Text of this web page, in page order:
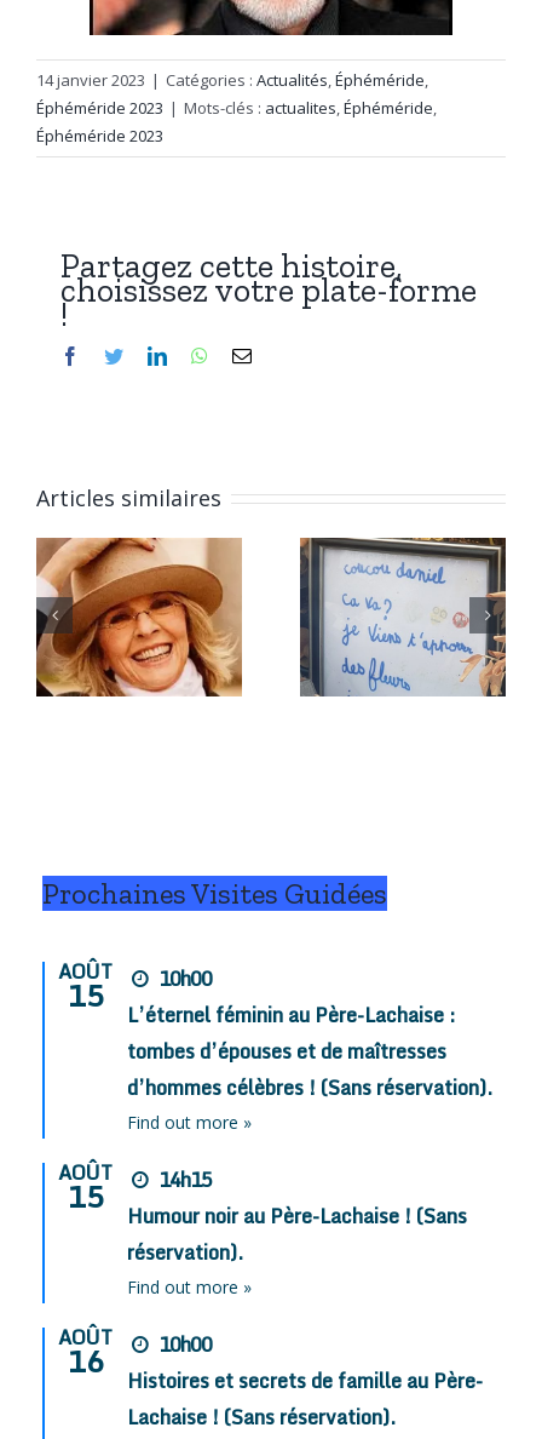
14 janvier 2023 | Catégories : Actualités,Éphéméride,
Éphéméride 2023 | Mots-clés : actualites,Éphéméride,
Éphéméride 2023
Partagez cette histoire,
choisissez votre plate-forme
!
Facebook
TwitterLinkedInWhatsApp
Email
Articles similaires
L’épitaphe
du 28
juillet
L’épitaphe
du 27
juillet
Prochaines Visites Guidées
AOÛT
15
10h00
L’éternel féminin au Père-Lachaise :
tombes d’épouses et de maîtresses
d’hommes célèbres ! (Sans réservation).
Find out more »
AOÛT
15
14h15
Humour noir au Père-Lachaise ! (Sans
réservation).
Find out more »
AOÛT
16
10h00
Histoires et secrets de famille au Père-
Lachaise ! (Sans réservation).